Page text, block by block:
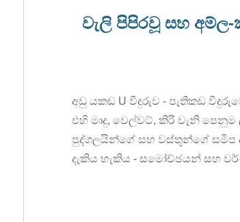
වැලි පිපිරවූ සහ
අඩු යකඩ U වීදුරුව - පැතිකඩ
එහි මෘදු, වෙල්වට්, කිරි වැනි
පුද්ගලයින්ගේ සහ වස්තූන්ගේ සමීප
දැකිය හැකිය - සමෝච්ඡයන් සහ